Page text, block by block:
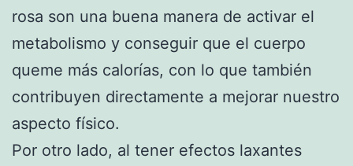
rosa son una buena manera de activar el
metabolismo y conseguir que el cuerpo
queme más calorías, con lo que también
contribuyen directamente a mejorar nuestro
aspecto físico.
Por otro lado, al tener efectos laxantes